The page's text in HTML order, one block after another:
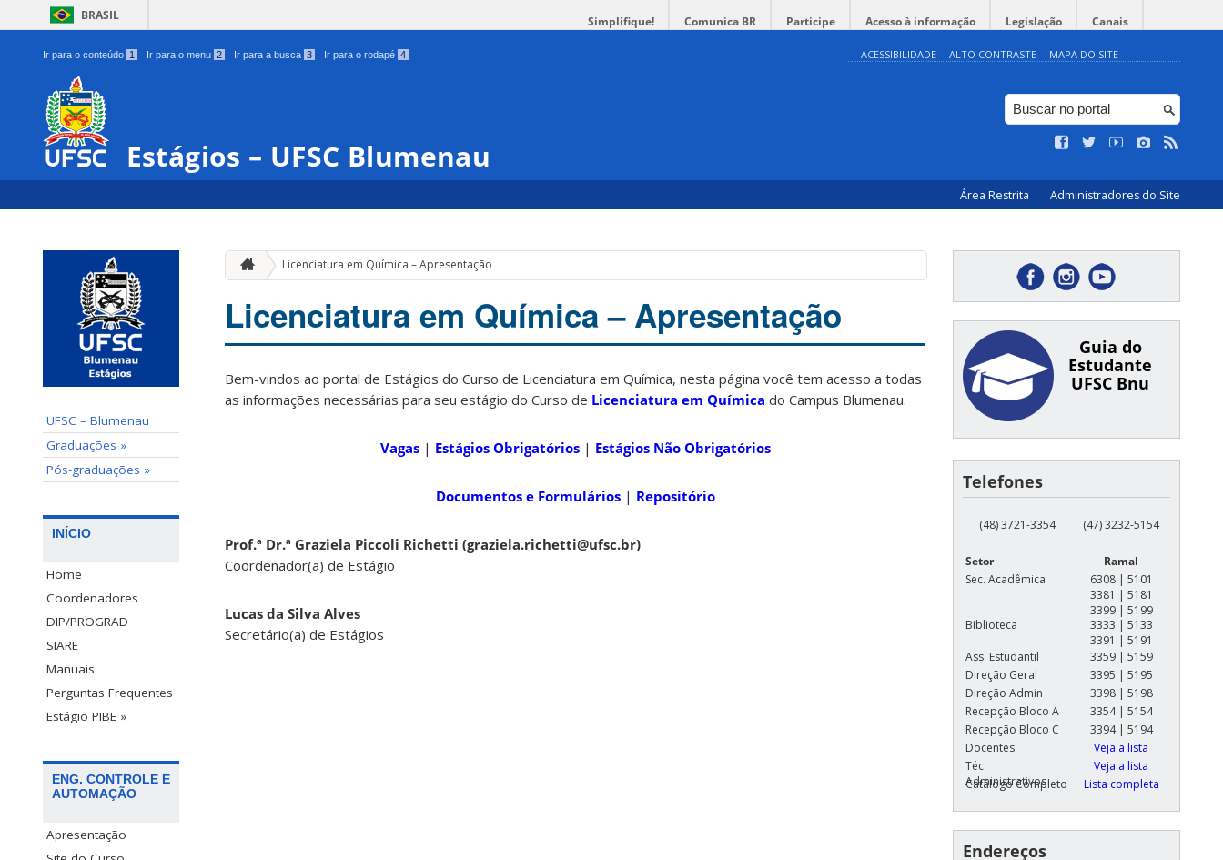
BRASIL Simplifique! Comunica BR Participe Acesso à informação Legislação Canais
Ir para o conteúdo 1 Ir para o menu 2 Ir para a busca 3 Ir para o rodapé 4 ACESSIBILIDADE ALTO CONTRASTE MAPA DO SITE
Estágios – UFSC Blumenau
Área Restrita Administradores do Site
UFSC – Blumenau
Graduações »
Pós-graduações »
INÍCIO
Home
Coordenadores
DIP/PROGRAD
SIARE
Manuais
Perguntas Frequentes
Estágio PIBE »
ENG. CONTROLE E
AUTOMAÇÃO
Apresentação
Licenciatura em Química – Apresentação
Licenciatura em Química – Apresentação
Bem-vindos ao portal de Estágios do Curso de Licenciatura em Química, nesta página você tem acesso a todas
as informações necessárias para seu estágio do Curso de Licenciatura em Química do Campus Blumenau.
Vagas| Estágios Obrigatórios| Estágios Não Obrigatórios
Documentos e Formulários| Repositório
Prof.ª Dr.ª Graziela Piccoli Richetti (graziela.richetti@ufsc.br)
Coordenador(a) de Estágio
Lucas da Silva Alves
Secretário(a) de Estágios
Guia do
Estudante
UFSC Bnu
Telefones
(48) 3721-3354 (47) 3232-5154
Setor
Ramal
Sec. Acadêmica
6308 | 5101
3381 | 5181
3399 | 5199
Biblioteca
3333 | 5133
3391 | 5191
Ass. Estudantil
3359 | 5159
Direção Geral
3395 | 5195
Direção Admin
3398 | 5198
Recepção Bloco A
3354 | 5154
Recepção Bloco C
3394 | 5194
Docentes
Veja a lista
Téc.
Administrativos
Veja a lista
Catálogo Completo
Lista completa
Endereços